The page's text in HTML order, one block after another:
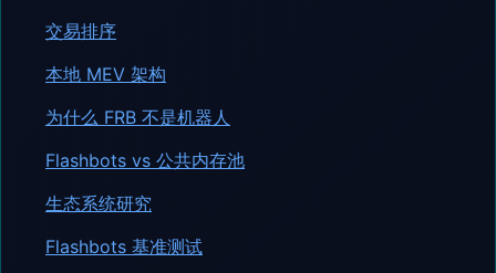
交易排序
本地 MEV 架构
为什么 FRB 不是机器人
Flashbots vs 公共内存池
生态系统研究
Flashbots 基准测试